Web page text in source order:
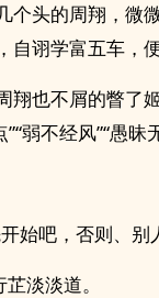
个头的周翔，微
诩学富五车，
翔也不屑的瞥了
弱不经风”“愚昧
始吧，否则、
淡淡道。